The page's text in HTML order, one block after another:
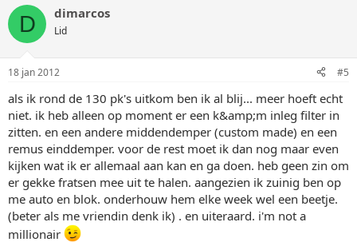
D dimarcos
Lid
18 jan 2012 #5
als ik rond de 130 pk's uitkom ben ik al blij... meer hoeft echt
niet. ik heb alleen op moment er een k&amp;m inleg filter in
zitten. en een andere middendemper (custom made) en een
remus einddemper. voor de rest moet ik dan nog maar even
kijken wat ik er allemaal aan kan en ga doen. heb geen zin om
er gekke fratsen mee uit te halen. aangezien ik zuinig ben op
me auto en blok. onderhouw hem elke week wel een beetje.
(beter als me vriendin denk ik) . en uiteraard. i'm not a
millionair